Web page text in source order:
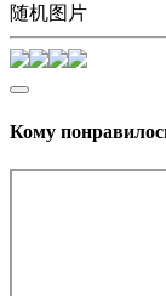
随机图片
Кому